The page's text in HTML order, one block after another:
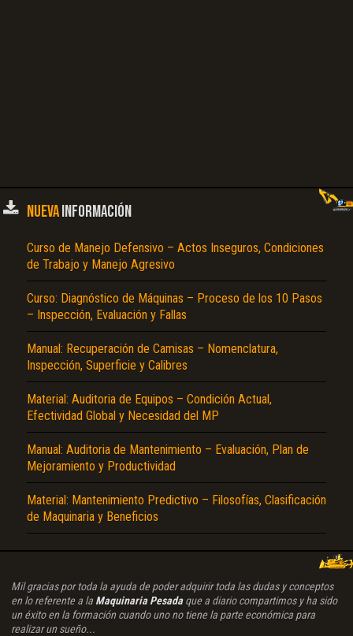
NUEVAINFORMACIÓN
Curso de Manejo Defensivo – Actos Inseguros, Condiciones
de Trabajo y Manejo Agresivo
Curso: Diagnóstico de Máquinas – Proceso de los 10 Pasos
– Inspección, Evaluación y Fallas
Manual: Recuperación de Camisas – Nomenclatura,
Inspección, Superficie y Calibres
Material: Auditoria de Equipos – Condición Actual,
Efectividad Global y Necesidad del MP
Manual: Auditoria de Mantenimiento – Evaluación, Plan de
Mejoramiento y Productividad
Material: Mantenimiento Predictivo – Filosofías, Clasificación
de Maquinaria y Beneficios
Mil gracias por toda la ayuda de poder adquirir toda las dudas y conceptos
en lo referente a la Maquinaria Pesadaque a diario compartimos y ha sido
un éxito en la formación cuando uno no tiene la parte económica para
realizar un sueño...